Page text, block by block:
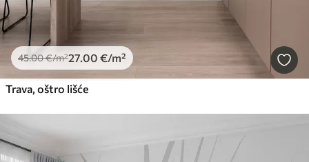
45.00€/m²27.00 €/m²
Trava, oštro lišće